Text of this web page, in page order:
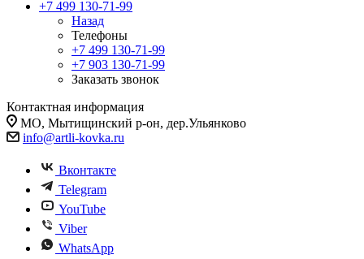
+7 499 130-71-99
Назад
Телефоны
+7 499 130-71-99
+7 903 130-71-99
Заказать звонок
Контактная информация
МО, Мытищинский р-он, дер.Ульянково
info@artli-kovka.ru
Вконтакте
Telegram
YouTube
Viber
WhatsApp